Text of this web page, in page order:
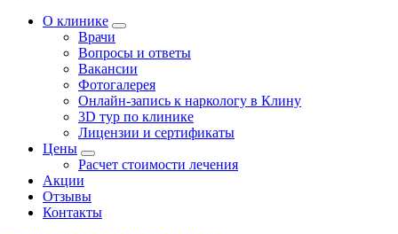
О клинике
Врачи
Вопросы и ответы
Вакансии
Фотогалерея
Онлайн-запись к наркологу в Клину
3D тур по клинике
Лицензии и сертификаты
Цены
Расчет стоимости лечения
Акции
Отзывы
Контакты